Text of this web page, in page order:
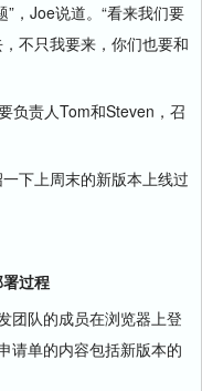
Joe说道。“看来我们要
不只我要来，你们也要和
责人Tom和Steven，召
下上周末的新版本上线过
过程
团队的成员在浏览器上登
请单的内容包括新版本的